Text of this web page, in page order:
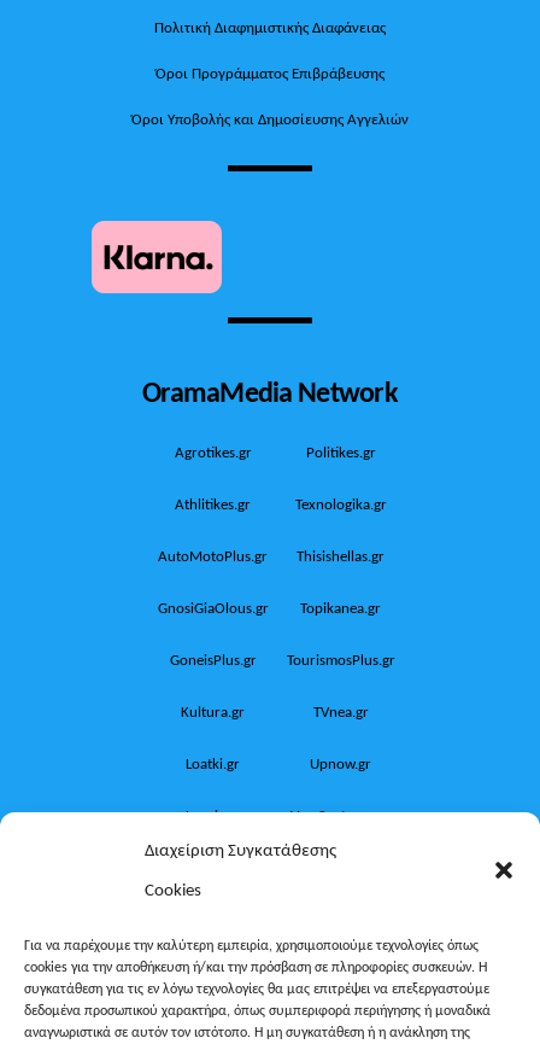
Διαχείριση Συγκατάθεσης
Cookies
Για να παρέχουμε την καλύτερη εμπειρία, χρησιμοποιούμε τεχνολογίες όπως
cookies για την αποθήκευση ή/και την πρόσβαση σε πληροφορίες συσκευών. Η
συγκατάθεση για τις εν λόγω τεχνολογίες θα μας επιτρέψει να επεξεργαστούμε
δεδομένα προσωπικού χαρακτήρα, όπως συμπεριφορά περιήγησης ή μοναδικά
αναγνωριστικά σε αυτόν τον ιστότοπο. Η μη συγκατάθεση ή η ανάκληση της
Πολιτική Διαφημιστικής Διαφάνειας
Όροι Προγράμματος Επιβράβευσης
Όροι Υποβολής και Δημοσίευσης Αγγελιών
OramaMedia Network
Agrotikes.gr Politikes.gr
Athlitikes.gr Texnologika.gr
AutoMotoPlus.gr Thisishellas.gr
GnosiGiaOlous.gr Topikanea.gr
GoneisPlus.gr TourismosPlus.gr
Kultura.gr TVnea.gr
Loatki.gr Upnow.gr
Loveis.gr VresSyntages.gr
Oikotropia.gr ZoumeSpiti.gr
Perepet.gr